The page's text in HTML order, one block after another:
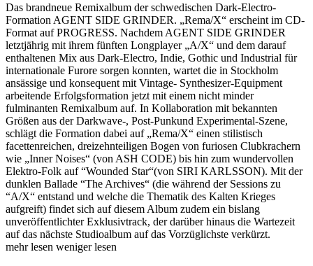
Das brandneue Remixalbum der schwedischen Dark-Electro-
Formation AGENT SIDE GRINDER. „Rema/X“ erscheint im CD-
Format auf PROGRESS. Nachdem AGENT SIDE GRINDER
letztjährig mit ihrem fünften Longplayer „A/X“ und dem darauf
enthaltenen Mix aus Dark-Electro, Indie, Gothic und Industrial für
internationale Furore sorgen konnten, wartet die in Stockholm
ansässige und konsequent mit Vintage- Synthesizer-Equipment
arbeitende Erfolgsformation jetzt mit einem nicht minder
fulminanten Remixalbum auf. In Kollaboration mit bekannten
Größen aus der Darkwave-, Post-Punkund Experimental-Szene,
schlägt die Formation dabei auf „Rema/X“ einen stilistisch
facettenreichen, dreizehnteiligen Bogen von furiosen Clubkrachern
wie „Inner Noises“ (von ASH CODE) bis hin zum wundervollen
Elektro-Folk auf “Wounded Star“(von SIRI KARLSSON). Mit der
dunklen Ballade “The Archives“ (die während der Sessions zu
“A/X“ entstand und welche die Thematik des Kalten Krieges
aufgreift) findet sich auf diesem Album zudem ein bislang
unveröffentlichter Exklusivtrack, der darüber hinaus die Wartezeit
auf das nächste Studioalbum auf das Vorzüglichste verkürzt.
mehr lesen weniger lesen